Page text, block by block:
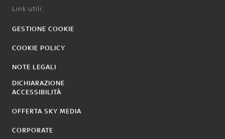
Link utili:
GESTIONE COOKIE
COOKIE POLICY
NOTE LEGALI
DICHIARAZIONE
ACCESSIBILITÀ
OFFERTA SKY MEDIA
CORPORATE